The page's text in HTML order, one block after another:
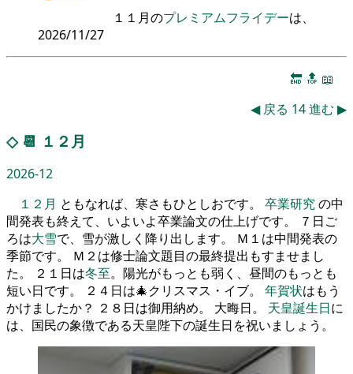
１１月のプレミアムフライデーは、
2026/11/27
🔚 🔝 📖
◀戻る 14進む ▶
◇ 📆 １２月
2026-12
１２月 ともなれば、寒さもひとしおです。 卒業研究の中
間発表も終えて、いよいよ卒業論文の仕上げです。 ７日ご
ろは大雪で、雪が激しく降り出します。 Ｍ１は中間発表の
季節です。 Ｍ２は修士論文題目の最終提出もすませまし
た。 ２１日は冬至。陽光がもっとも弱く、昼間のもっとも
短い日です。 ２４日は🎄クリスマス・イブ。 年賀状はもう
かけましたか？ ２８日は御用納め。 大晦日。 天皇誕生日に
は、国民の象徴である天皇陛下の誕生日を祝いましょう。